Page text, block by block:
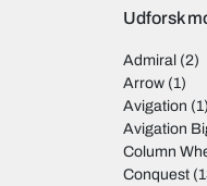
Udforsk
Admiral (2)
Arrow (1)
Avigation (1)
Avigation
Column
Conquest